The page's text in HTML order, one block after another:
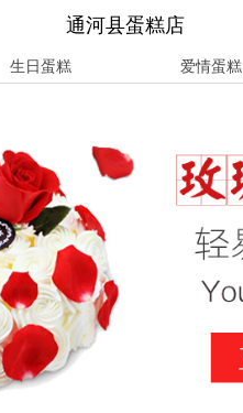
通河县蛋糕店
生日蛋糕 爱情蛋糕